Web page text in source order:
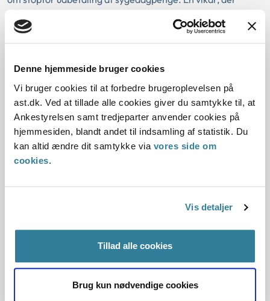
Denne hjemmeside bruger cookies
Vi bruger cookies til at forbedre brugeroplevelsen på
ast.dk. Ved at tillade alle cookies giver du samtykke til, at
Ankestyrelsen samt tredjeparter anvender cookies på
hjemmesiden, blandt andet til indsamling af statistik. Du
kan altid ændre dit samtykke via vores side om
cookies.
Vis detaljer
Tillad alle cookies
Brug kun nødvendige cookies
Ankestyrelsens principafgørelse
207-11
01-01-2011
Partshøring
Genvurdering
Udsættelse
Formkrav Partsrepræsentant
Gældende
Arbejdsskade
Udbetaling Danmark Kommunal
Resume:
Ankestyrelsens principafgørelse D-
2-07